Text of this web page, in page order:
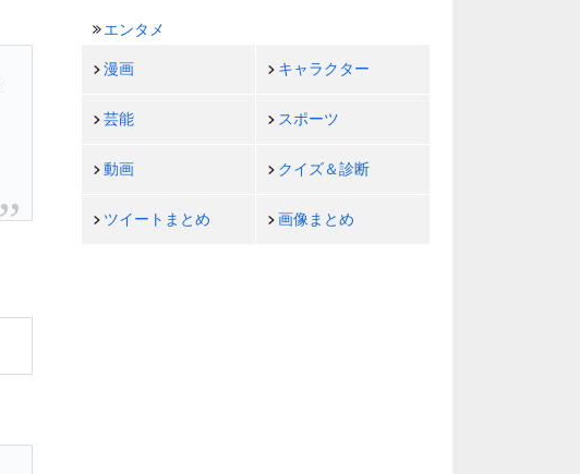
エンタメ
漫画 キャラクター
芸能 スポーツ
動画 クイズ＆診断
ツイートまとめ 画像まとめ